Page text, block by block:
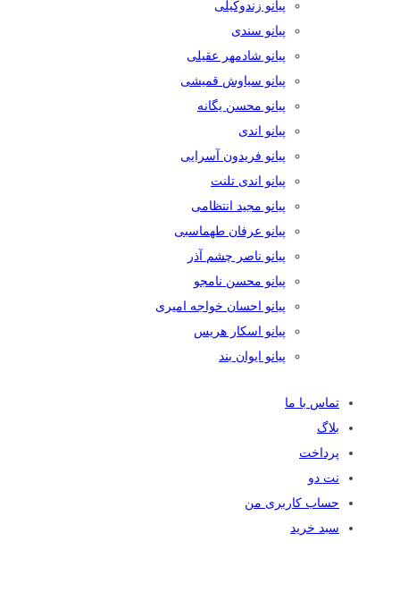
پیانو زندوکیلی
پیانو سندی
پیانو شادمهر عقیلی
پیانو سیاوش قمیشی
پیانو محسن یگانه
پیانو اندی
پیانو فریدون آسرایی
پیانو اندی تلنت
پیانو مجید انتظامی
پیانو عرفان طهماسبی
پیانو ناصر چشم آذر
پیانو محسن نامجو
پیانو احسان خواجه امیری
پیانو اسکار هریس
پیانو ایوان بند
تماس با ما
بلاگ
پرداخت
نت دو
حساب کاربری من
سبد خرید